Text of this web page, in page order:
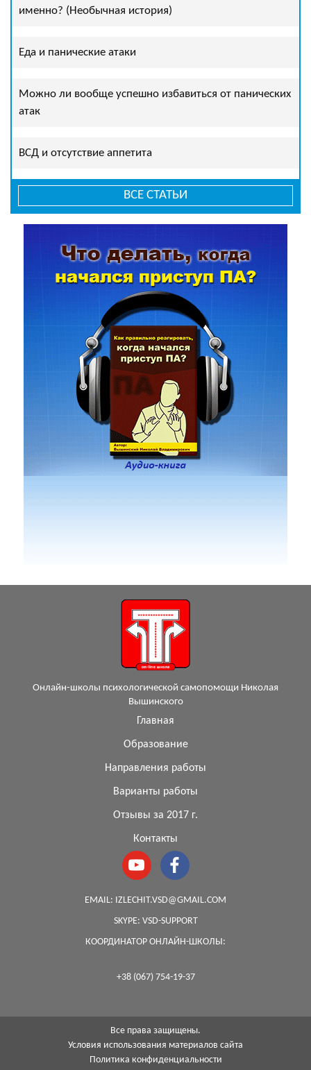
именно? (Необычная история)
Еда и панические атаки
Можно ли вообще успешно избавиться от панических
атак
ВСД и отсутствие аппетита
ВСЕ СТАТЬИ
Онлайн-школы психологической самопомощи Николая
Вышинского
Главная
Образование
Направления работы
Варианты работы
Отзывы за 2017 г.
Контакты
EMAIL: IZLECHIT.VSD@GMAIL.COM
SKYPE: VSD-SUPPORT
КООРДИНАТОР ОНЛАЙН-ШКОЛЫ:
+38 (067) 754-19-37
Все права защищены.
Условия использования материалов сайта
Политика конфиденциальности